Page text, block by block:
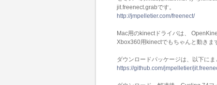
jit.freenect.grabです。
http://jmpelletier.com/freenect/
Mac用のkinectドライバは、
Xbox360用kinectでもちゃんと動きま
ダウンロードパッケージは、以下に
https://github.com/jmpelletier/